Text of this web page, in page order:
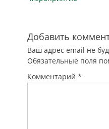
Добавить
Ваш адрес email не
Обязательные поля
Комментарий *